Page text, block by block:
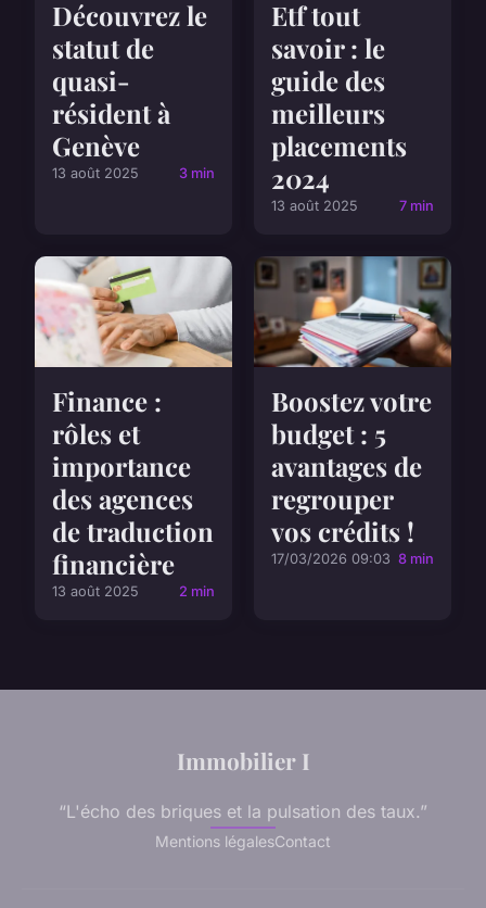
Découvrez le
statut de
quasi-
résident à
Genève
13 août 2025 3 min
Etf tout
savoir : le
guide des
meilleurs
placements
2024
13 août 2025 7 min
Finance :
rôles et
importance
des agences
de traduction
financière
13 août 2025 2 min
Boostez votre
budget : 5
avantages de
regrouper
vos crédits !
17/03/2026 09:03 8 min
Immobilier I
“L'écho des briques et la pulsation des taux.”
Mentions légalesContact